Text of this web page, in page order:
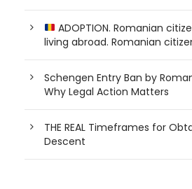
ADOPTION. Romanian
living abroad. Romanian
Schengen Entry Ban by
Why Legal Action Matters
THE REAL Timeframes for
Descent